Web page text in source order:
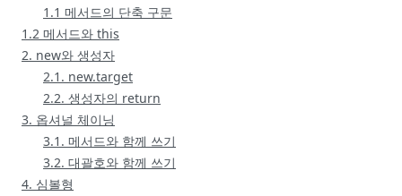
1.1 메서드의 단축 구문
1.2 메서드와 this
2. new와 생성자
2.1. new.target
2.2. 생성자의 return
3. 옵셔널 체이닝
3.1. 메서드와 함께 쓰기
3.2. 대괄호와 함께 쓰기
4. 심볼형